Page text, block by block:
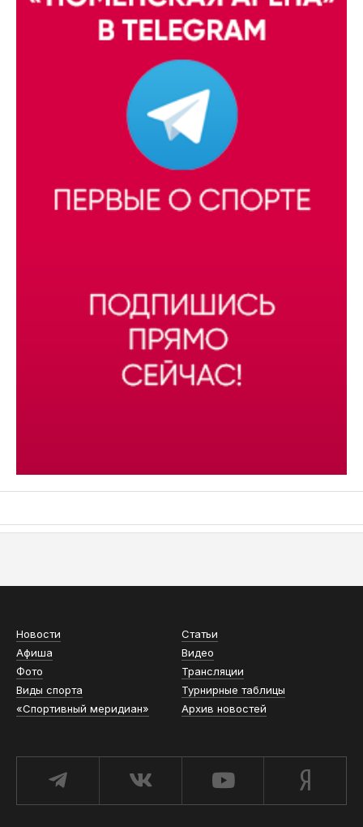
Новости
Статьи
Афиша
Видео
Фото
Трансляции
Виды спорта
Турнирные таблицы
«Спортивный меридиан»
Архив новостей